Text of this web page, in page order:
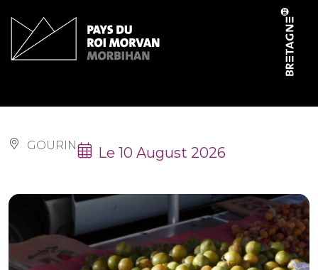
GOURIN Le 10 August 2026